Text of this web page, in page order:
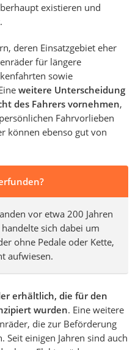
existieren und
deren Einsatzgebiet eher
für längere
sowie
weitere Unterscheidung
des Fahrers vornehmen,
Fahrvorlieben
können ebenso gut von
vor etwa 200 Jahren
sich dabei um
ohne Pedale oder Kette,
aufwiesen.
erhältlich, die für den
wurden. Eine weitere
die zur Beförderung
Seit einigen Jahren sind auch